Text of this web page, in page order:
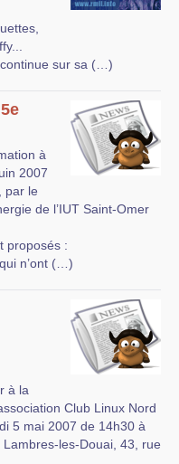
sur sa (…)
à
2007
par le
de l’IUT Saint-Omer
proposés :
n’ont (…)
à la
Club Linux Nord
5 mai 2007 de 14h30 à
les-Douai, 43, rue